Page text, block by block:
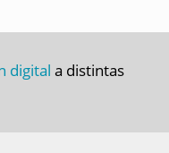
digital a distintas